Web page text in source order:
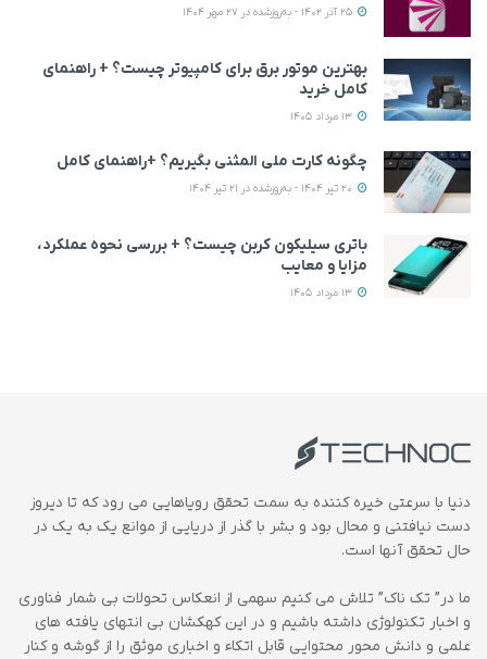
بهترین موتور برق برای کامپیوتر چیست؟ + راهنمای
کامل خرید
چگونه کارت ملی المثنی بگیریم؟ +راهنمای کامل
باتری سیلیکون کربن چیست؟ + بررسی نحوه عملکرد،
مزایا و معایب
دنیا با سرعتی خیره کننده به سمت تحقق رویاهایی می رود که تا دیروز
دست نیافتنی و محال بود و بشر با گذر از دریایی از موانع یک به یک در
حال تحقق آنها است.
ما در” تک ناک” تلاش می کنیم سهمی از انعکاس تحولات بی شمار فناوری
و اخبار تکنولوژی داشته باشیم و در این کهکشان بی انتهای یافته های
علمی و دانش محور محتوایی قابل اتکاء و اخباری موثق را از گوشه و کنار